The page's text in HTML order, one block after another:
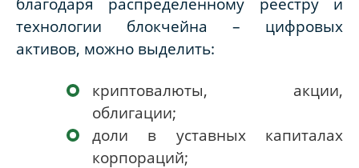
технологии блокчейна – цифровых
активов, можно выделить:
криптовалюты, акции,
облигации;
доли в уставных капиталах
корпораций;